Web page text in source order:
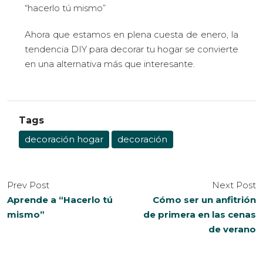
“hacerlo tú mismo”
Ahora que estamos en plena cuesta de enero, la
tendencia DIY para decorar tu hogar se convierte
en una alternativa más que interesante.
Tags
decoración hogar
decoración
Prev Post
Aprende a “Hacerlo tú
mismo”
Next Post
Cómo ser un anfitrión
de primera en las cenas
de verano